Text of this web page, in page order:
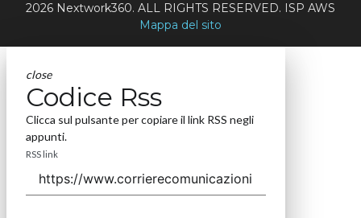
2026 Nextwork360. ALL RIGHTS RESERVED. ISP AWS
Mappa del sito
close
Codice Rss
Clicca sul pulsante per copiare il link RSS negli
appunti.
RSS link